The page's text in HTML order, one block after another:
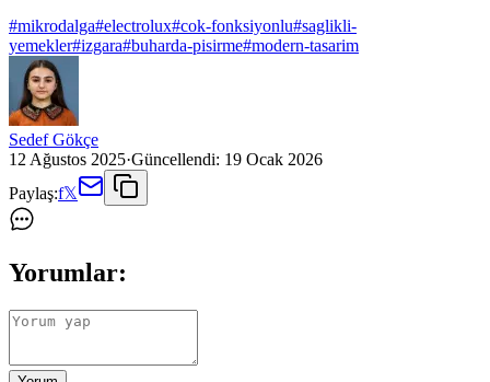
#mikrodalga#electrolux#cok-fonksiyonlu#saglikli-
yemekler#izgara#buharda-pisirme#modern-tasarim
Sedef Gökçe
12 Ağustos 2025·Güncellendi: 19 Ocak 2026
Paylaş:f𝕏
Yorumlar: